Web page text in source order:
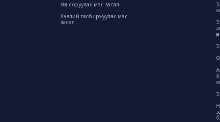
Өөх соруулах мэс засал
Хэвлий галбиржуулах мэс
засал